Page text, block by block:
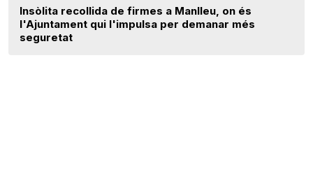
Insòlita recollida de firmes a Manlleu, on és
l'Ajuntament qui l'impulsa per demanar més
seguretat